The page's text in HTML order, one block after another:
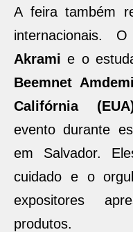
A feira também
internacionais.
Akrami e o
Beemnet
Califórnia
evento durante
em Salvador.
cuidado e o
expositores
produtos.